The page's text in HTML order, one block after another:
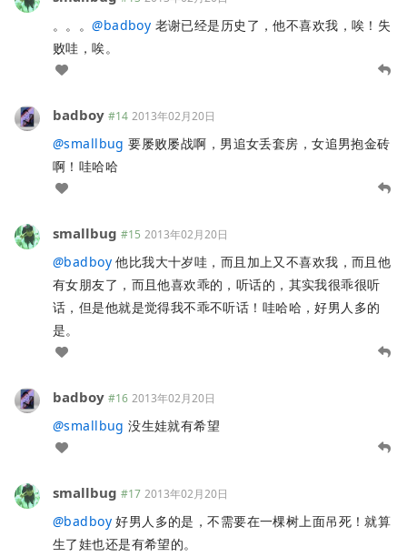
。。。@badboy 老谢已经是历史了，他不喜欢我，唉！失
败哇，唉。
badboy #14 2013年02月20日
@smallbug 要屡败屡战啊，男追女丢套房，女追男抱金砖
啊！哇哈哈
smallbug #15 2013年02月20日
@badboy他比我大十岁哇，而且加上又不喜欢我，而且他
有女朋友了，而且他喜欢乖的，听话的，其实我很乖很听
话，但是他就是觉得我不乖不听话！哇哈哈，好男人多的
是。
badboy #16 2013年02月20日
@smallbug 没生娃就有希望
smallbug #17 2013年02月20日
@badboy好男人多的是，不需要在一棵树上面吊死！就算
生了娃也还是有希望的。